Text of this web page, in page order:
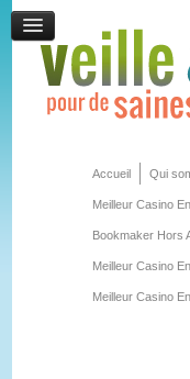
Accueil Qui
Meilleur Casino
Bookmaker Hors
Meilleur Casino
Meilleur Casino